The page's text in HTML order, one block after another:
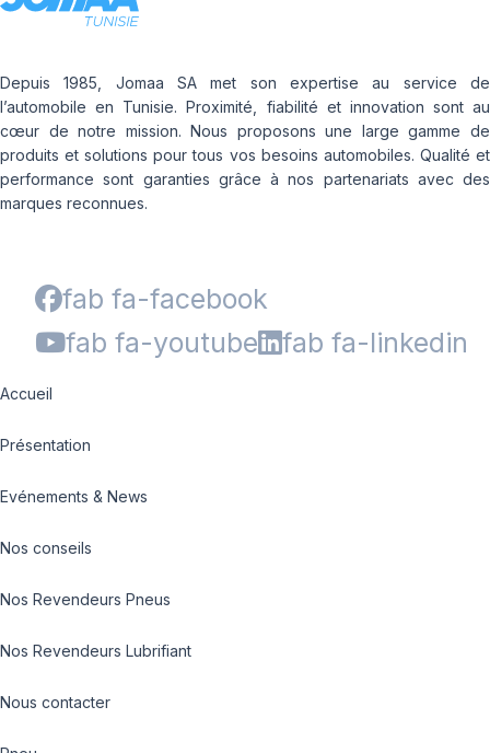
Depuis 1985, Jomaa SA met son expertise au service de
l’automobile en Tunisie. Proximité, fiabilité et innovation sont au
cœur de notre mission. Nous proposons une large gamme de
produits et solutions pour tous vos besoins automobiles. Qualité et
performance sont garanties grâce à nos partenariats avec des
marques reconnues.
fab fa-facebook
fab fa-youtube
fab fa-linkedin
Accueil
Présentation
Evénements & News
Nos conseils
Nos Revendeurs Pneus
Nos Revendeurs Lubrifiant
Nous contacter